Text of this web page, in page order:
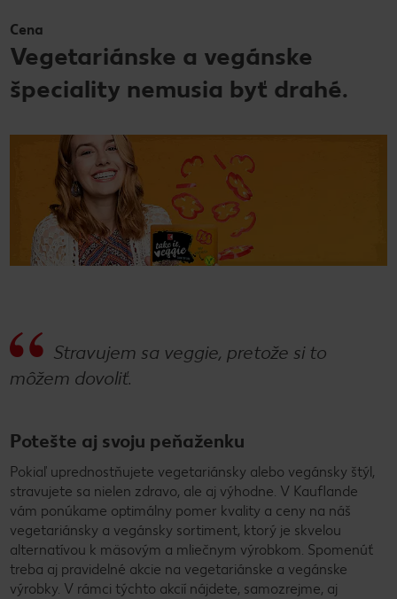
Cena
Vegetariánske a vegánske
špeciality nemusia byť drahé.
Stravujem sa veggie, pretože si to
môžem dovoliť.
Potešte aj svoju peňaženku
Pokiaľ uprednostňujete vegetariánsky alebo vegánsky štýl,
stravujete sa nielen zdravo, ale aj výhodne. V Kauflande
vám ponúkame optimálny pomer kvality a ceny na náš
vegetariánsky a vegánsky sortiment, ktorý je skvelou
alternatívou k mäsovým a mliečnym výrobkom. Spomenúť
treba aj pravidelné akcie na vegetariánske a vegánske
výrobky. V rámci týchto akcií nájdete, samozrejme, aj